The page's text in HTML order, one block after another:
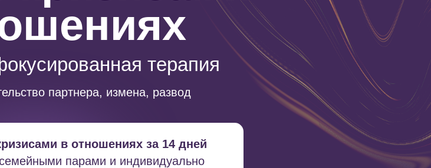
терапия
партнера, измена, развод
в отношениях за 14 дней
парами и индивидуально